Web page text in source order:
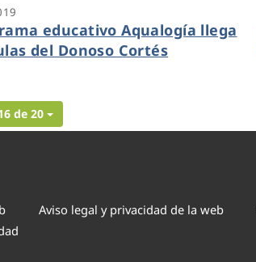
educativo Aqualogía llega
del Donoso Cortés
de 20
Aviso legal y privacidad de la web